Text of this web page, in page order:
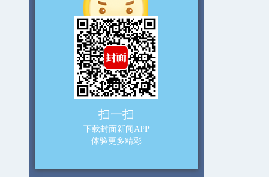
扫一扫
下载封面新闻APP
体验更多精彩